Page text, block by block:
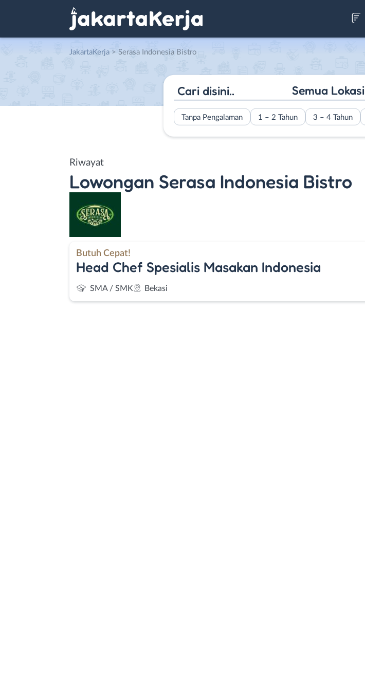
JakartaKerja > Serasa Indonesia Bistro
Semua Lokasi
Tanpa Pengalaman 1 – 2 Tahun 3 – 4 Tahun
Riwayat
Lowongan Serasa Indonesia Bistro
Butuh Cepat!
Head Chef Spesialis Masakan Indonesia
SMA / SMK Bekasi